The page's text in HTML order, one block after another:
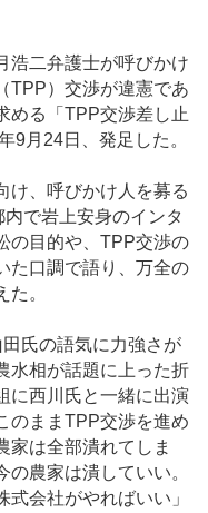
二弁護士が呼びかけ
TPP）交渉が違憲であ
める「TPP交渉差し止
9月24日、発足した。
、呼びかけ人を募る
で岩上安身のインタ
の目的や、TPP交渉の
た口調で語り、万全の
。
氏の語気に力強さが
水相が話題に上った折
に西川氏と一緒に出演
のままTPP交渉を進め
家は全部潰れてしま
農家は潰していい。
会社がやればいい」